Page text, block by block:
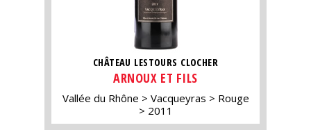
CHÂTEAU LESTOURS CLOCHER
ARNOUX ET FILS
Vallée du Rhône Vacqueyras
Rouge
2011